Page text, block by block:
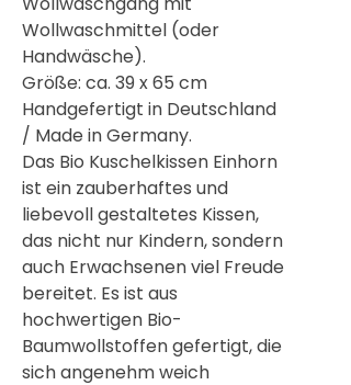
Wollwaschmittel (oder
Handwäsche).
Größe: ca. 39 x 65 cm
Handgefertigt in Deutschland
/ Made in Germany.
Das Bio Kuschelkissen Einhorn
ist ein zauberhaftes und
liebevoll gestaltetes Kissen,
das nicht nur Kindern, sondern
auch Erwachsenen viel Freude
bereitet. Es ist aus
hochwertigen Bio-
Baumwollstoffen gefertigt, die
sich angenehm weich